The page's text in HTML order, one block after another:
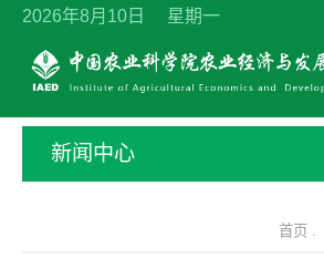
2026年8月10日 星期一
新闻中心
首页 .